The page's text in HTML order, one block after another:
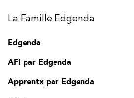
La Famille Edgenda
Edgenda
AFI par Edgenda
Apprentx par Edgenda